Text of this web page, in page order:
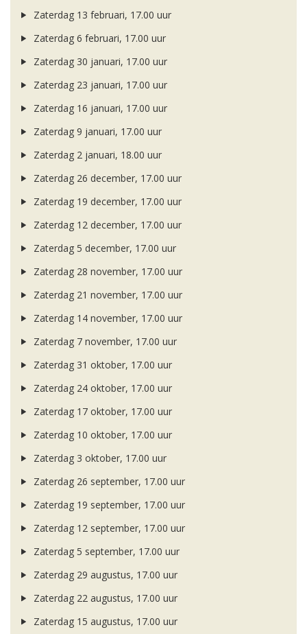
Zaterdag 13 februari, 17.00 uur
Zaterdag 6 februari, 17.00 uur
Zaterdag 30 januari, 17.00 uur
Zaterdag 23 januari, 17.00 uur
Zaterdag 16 januari, 17.00 uur
Zaterdag 9 januari, 17.00 uur
Zaterdag 2 januari, 18.00 uur
Zaterdag 26 december, 17.00 uur
Zaterdag 19 december, 17.00 uur
Zaterdag 12 december, 17.00 uur
Zaterdag 5 december, 17.00 uur
Zaterdag 28 november, 17.00 uur
Zaterdag 21 november, 17.00 uur
Zaterdag 14 november, 17.00 uur
Zaterdag 7 november, 17.00 uur
Zaterdag 31 oktober, 17.00 uur
Zaterdag 24 oktober, 17.00 uur
Zaterdag 17 oktober, 17.00 uur
Zaterdag 10 oktober, 17.00 uur
Zaterdag 3 oktober, 17.00 uur
Zaterdag 26 september, 17.00 uur
Zaterdag 19 september, 17.00 uur
Zaterdag 12 september, 17.00 uur
Zaterdag 5 september, 17.00 uur
Zaterdag 29 augustus, 17.00 uur
Zaterdag 22 augustus, 17.00 uur
Zaterdag 15 augustus, 17.00 uur